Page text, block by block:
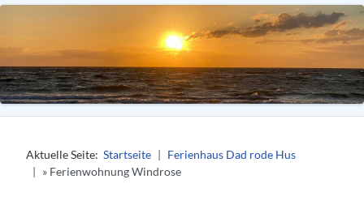
Aktuelle Seite: Startseite
Ferienhaus Dad rode Hus
» Ferienwohnung Windrose